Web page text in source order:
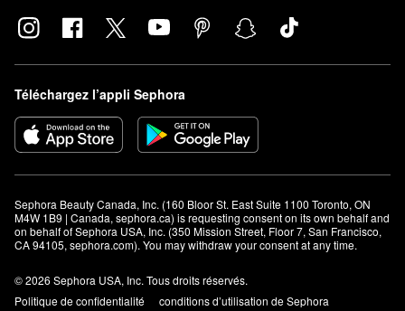
Téléchargez l’appli Sephora
Sephora Beauty Canada, Inc. (160 Bloor St. East Suite 1100 Toronto, ON
M4W 1B9 | Canada, sephora.ca) is requesting consent on its own behalf and
on behalf of Sephora USA, Inc. (350 Mission Street, Floor 7, San Francisco,
CA 94105, sephora.com). You may withdraw your consent at any time.
© 2026 Sephora USA, Inc. Tous droits réservés.
Politique de confidentialité
conditions d’utilisation de Sephora